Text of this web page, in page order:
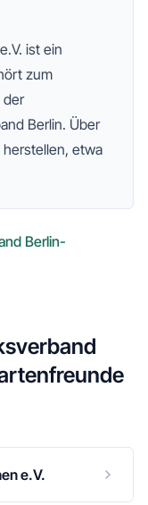
ist ein
zum
der
Berlin. Über
etwa
Berlin-
e.V.